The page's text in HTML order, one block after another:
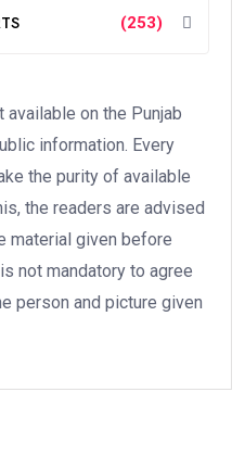
(253)
on the Punjab
information. Every
the purity of available
the readers are advised
material given before
not mandatory to agree
person and picture given